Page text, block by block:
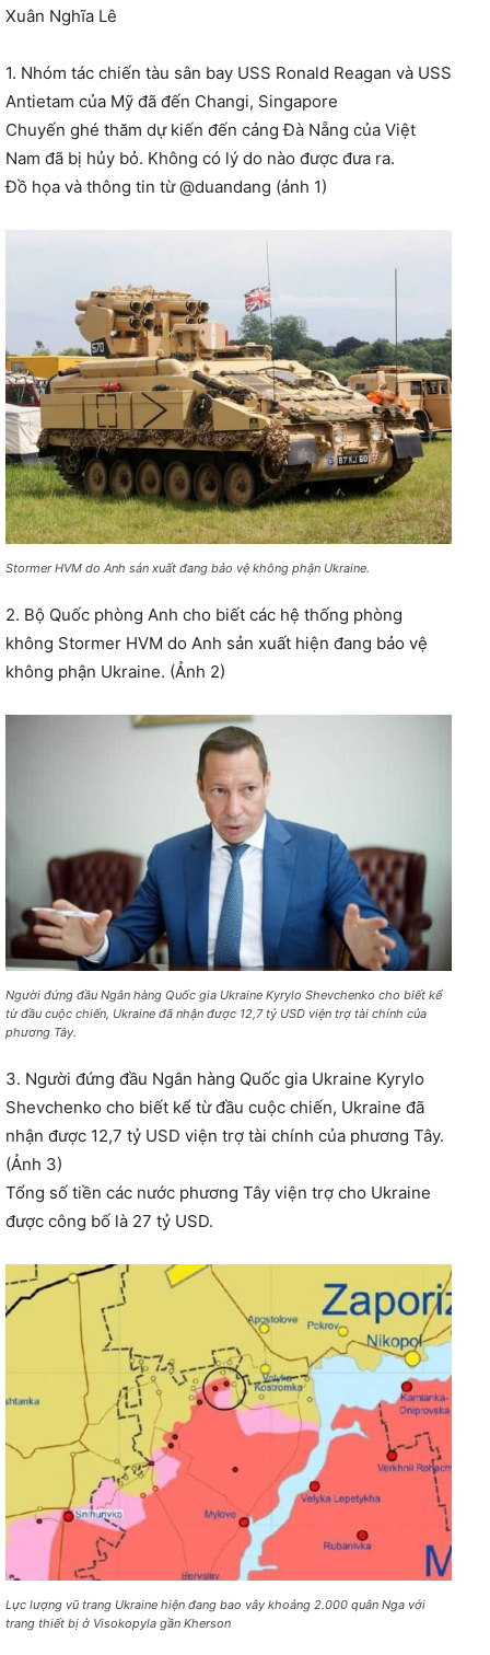
Xuân Nghĩa Lê
1. Nhóm tác chiến tàu sân bay USS Ronald Reagan và USS
Antietam của Mỹ đã đến Changi, Singapore
Chuyến ghé thăm dự kiến đến cảng Đà Nẵng của Việt
Nam đã bị hủy bỏ. Không có lý do nào được đưa ra.
Đồ họa và thông tin từ @duandang (ảnh 1)
Stormer HVM do Anh sản xuất đang bảo vệ không phận Ukraine.
2. Bộ Quốc phòng Anh cho biết các hệ thống phòng
không Stormer HVM do Anh sản xuất hiện đang bảo vệ
không phận Ukraine. (Ảnh 2)
Người đứng đầu Ngân hàng Quốc gia Ukraine Kyrylo Shevchenko cho biết kể
từ đầu cuộc chiến, Ukraine đã nhận được 12,7 tỷ USD viện trợ tài chính của
phương Tây.
3. Người đứng đầu Ngân hàng Quốc gia Ukraine Kyrylo
Shevchenko cho biết kể từ đầu cuộc chiến, Ukraine đã
nhận được 12,7 tỷ USD viện trợ tài chính của phương Tây.
(Ảnh 3)
Tổng số tiền các nước phương Tây viện trợ cho Ukraine
được công bố là 27 tỷ USD.
Lực lượng vũ trang Ukraine hiện đang bao vây khoảng 2.000 quân Nga với
trang thiết bị ở Visokopyla gần Kherson